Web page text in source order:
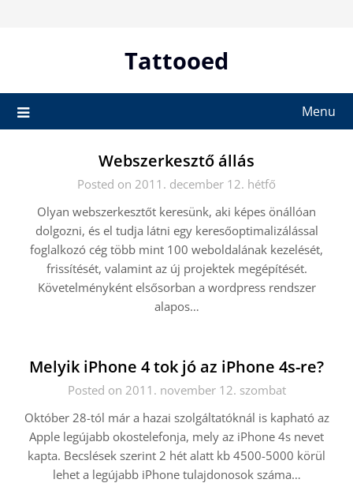
Tattooed
Menu
Webszerkesztő állás
Posted on 2011. december 12. hétfő
Olyan webszerkesztőt keresünk, aki képes önállóan
dolgozni, és el tudja látni egy keresőoptimalizálással
foglalkozó cég több mint 100 weboldalának kezelését,
frissítését, valamint az új projektek megépítését.
Követelményként elsősorban a wordpress rendszer
alapos…
Melyik iPhone 4 tok jó az iPhone 4s-re?
Posted on 2011. november 12. szombat
Október 28-tól már a hazai szolgáltatóknál is kapható az
Apple legújabb okostelefonja, mely az iPhone 4s nevet
kapta. Becslések szerint 2 hét alatt kb 4500-5000 körül
lehet a legújabb iPhone tulajdonosok száma…